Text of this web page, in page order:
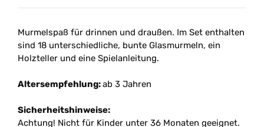
Murmelspaß für drinnen und draußen. Im Set enthalten
sind 18 unterschiedliche, bunte Glasmurmeln, ein
Holzteller und eine Spielanleitung.
Altersempfehlung:ab 3 Jahren
Sicherheitshinweise:
Achtung! Nicht für Kinder unter 36 Monaten geeignet.